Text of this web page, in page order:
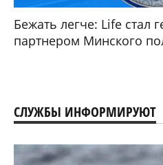
Бежать легче: Life стал
партнером Минского
СЛУЖБЫ ИНФОРМИРУЮТ